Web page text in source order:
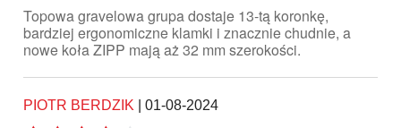
Topowa gravelowa grupa dostaje 13-tą koronkę,
bardziej ergonomiczne klamki i znacznie chudnie, a
nowe koła ZIPP mają aż 32 mm szerokości.
PIOTR BERDZIK |01-08-2024